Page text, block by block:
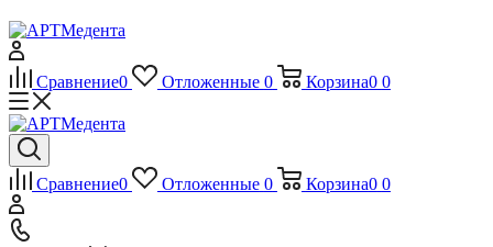
Сравнение0 Отложенные 0 Корзина0 0
Сравнение0 Отложенные 0 Корзина0 0